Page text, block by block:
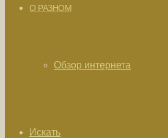
О РАЗНОМ
Обзор интернета
Искать